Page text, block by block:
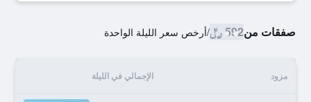
صفقات من592 ﷼ /أرخص سعر الليلة الواحدة
مزود الإجمالي في الليلة